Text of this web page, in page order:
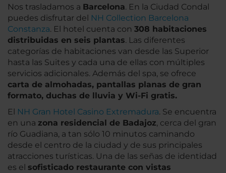
Nos trasladamos a Barcelona. En la Ciudad Condal
puedes disfrutar del NH Collection Barcelona
Constanza. El hotel cuenta con 308 habitaciones
distribuidas en seis plantas. Las diferentes
categorías de habitaciones van desde las Superior
hasta las Suites y cada una de ellas con múltiples
servicios adicionales. Además del spa, se ofrece
carta de almohadas, pantallas planas de gran
formato, duchas de lluvia y Wi-Fi gratis.
El NH Gran Hotel Casino Extremadura. Se encuentra
en una zona residencial de Badajoz, cerca del gran
río Guadiana, a tan sólo 10 minutos caminando
desde el centro de la ciudad y de sus principales
atracciones turísticas. Una de las señas de identidad
es el sofisticado restaurante con vistas